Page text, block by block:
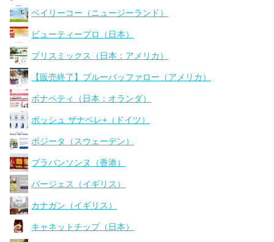
ベイリーコー（ニュージーランド）
ビューティープロ（日本）
ブリスミックス（日本：アメリカ）
【販売終了】ブルーバッファロー（アメリカ）
ボナペティ（日本：オランダ）
ボッシュ ザナベレ+（ドイツ）
ボジータ（スウェーデン）
ブラバンソンヌ（香港）
バージェス（イギリス）
カナガン（イギリス）
キャネットチップ（日本）